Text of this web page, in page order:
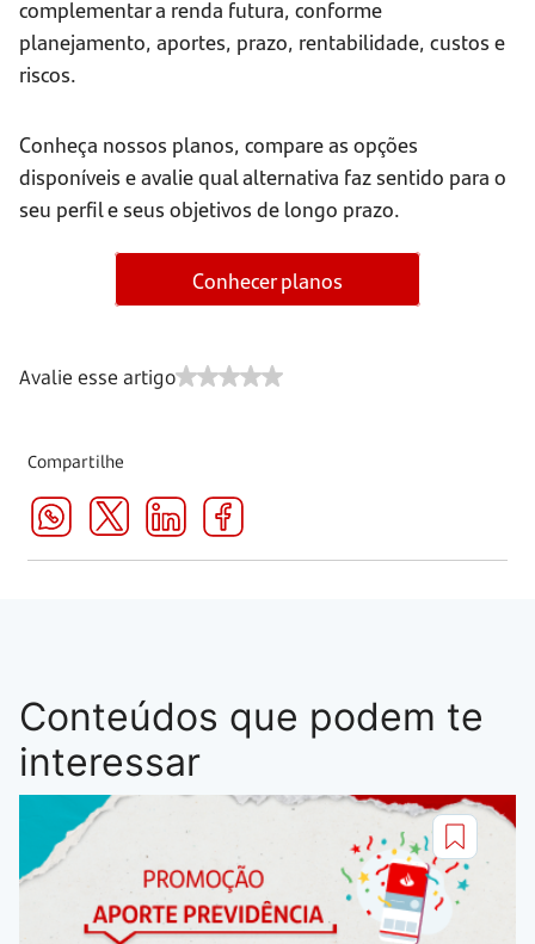
complementar a renda futura, conforme
planejamento, aportes, prazo, rentabilidade, custos e
riscos.
Conheça nossos planos, compare as opções
disponíveis e avalie qual alternativa faz sentido para o
seu perfil e seus objetivos de longo prazo.
Conhecer planos
Avalie esse artigo
Compartilhe
Conteúdos que podem te
interessar